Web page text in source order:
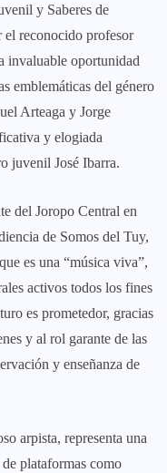
y Saberes de
el reconocido profesor
invaluable oportunidad
emblemáticas del género
Arteaga y Jorge
y elogiada
juvenil José Ibarra.
del Joropo Central en
de Somos del Tuy,
es una “música viva”,
activos todos los fines
es prometedor, gracias
y al rol garante de las
y enseñanza de
arpista, representa una
plataformas como